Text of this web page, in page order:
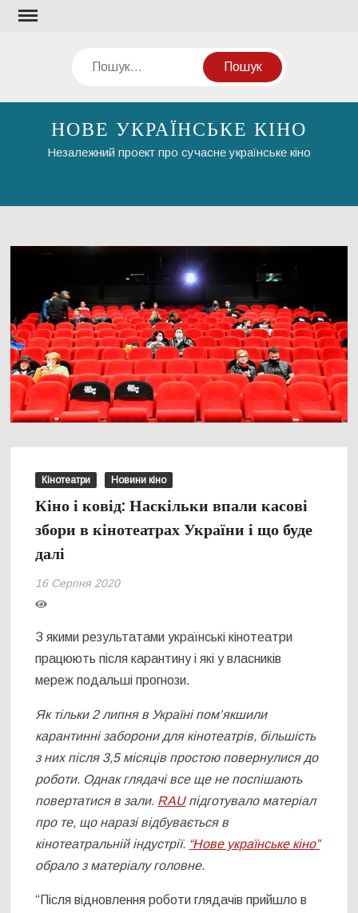
Перейти
Пошук
НОВЕ УКРАЇНСЬКЕ КІНО
Незалежний проект про сучасне українське кіно
Кінотеатри Новини кіно
Кіно і ковід: Наскільки впали касові
збори в кінотеатрах України і що буде
далі
16 Серпня 2020
З якими результатами українські кінотеатри
працюють після карантину і які у власників
мереж подальші прогнози.
Як тільки 2 липня в Україні пом’якшили
карантинні заборони для кінотеатрів, більшість
з них після 3,5 місяців простою повернулися до
роботи. Однак глядачі все ще не поспішають
повертатися в зали. RAUпідготувало матеріал
про те, що наразі відбувається в
кінотеатральній індустрії. “Нове українське кіно”
обрало з матеріалу головне.
“Після відновлення роботи глядачів прийшло в